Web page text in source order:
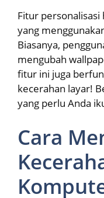
Fitur personalisasi
yang
Biasanya,
mengubah
fitur ini juga
kecerahan layar!
yang perlu Anda
Cara